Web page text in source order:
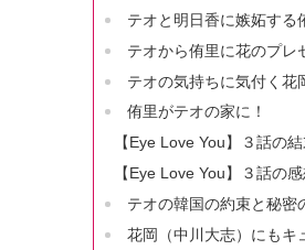
テオと明日香に嫉妬する
テオから侑里に花のプレ
テオの気持ちに気付く花
侑里がテオの家に！
【Eye Love You】３話の
【Eye Love You】３話の
テオの韓国の約束と秘密
花岡（中川大志）にもキ